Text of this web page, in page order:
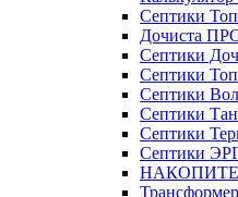
Септики
Дочиста
Септики
Септики
Септики
Септики
Септики
Септики